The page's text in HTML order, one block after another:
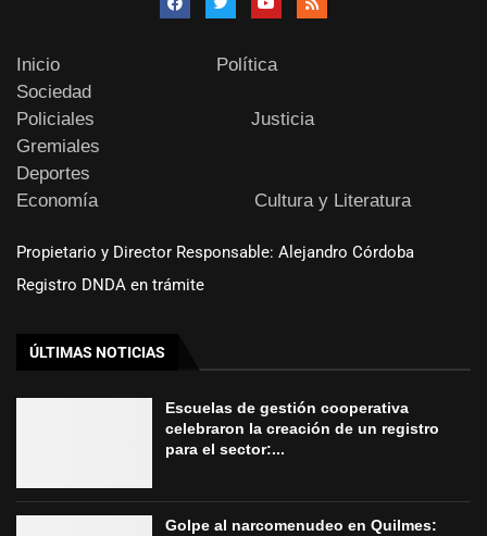
Inicio
Política
Sociedad
Policiales
Justicia
Gremiales
Deportes
Economía
Cultura y Literatura
Propietario y Director Responsable: Alejandro Córdoba
Registro DNDA en trámite
ÚLTIMAS NOTICIAS
Escuelas de gestión cooperativa
celebraron la creación de un registro
para el sector:...
Golpe al narcomenudeo en Quilmes: